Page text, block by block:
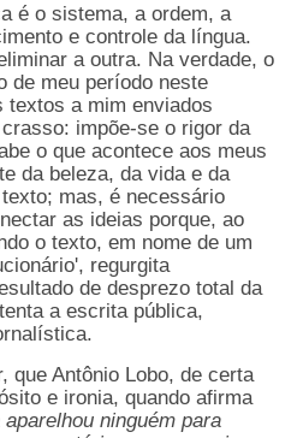
é o sistema, a ordem, a
e controle da língua.
a outra. Na verdade, o
de meu período neste
textos a mim enviados
impõe-se o rigor da
o que acontece aos meus
da beleza, da vida e da
mas, é necessário
as ideias porque, ao
o texto, em nome de um
regurgita
de desprezo total da
a escrita pública,
que Antônio Lobo, de certa
e ironia, quando afirma
ninguém para